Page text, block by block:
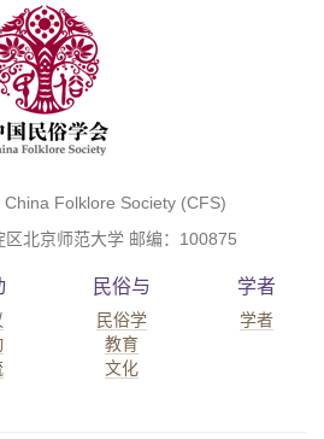
Folklore Society (CFS)
区北京师范大学 邮编：100875
民俗与
民俗学
教育
文化
学者
学者